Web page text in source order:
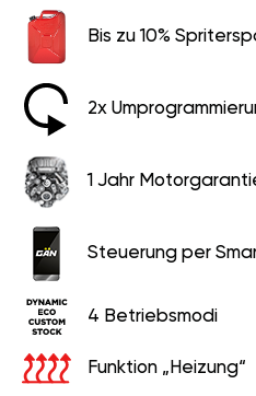
Bis zu 10%
2x
1 Jahr
Steuerung per
4 Betriebsmodi
Funktion „Heizung“